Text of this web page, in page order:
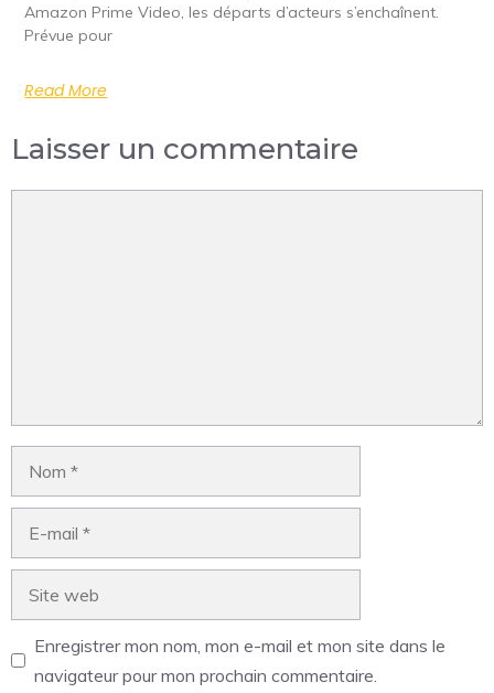
Amazon Prime Video, les départs d’acteurs s’enchaînent.
Prévue pour
Read More
Laisser un commentaire
Enregistrer mon nom, mon e-mail et mon site dans le
navigateur pour mon prochain commentaire.